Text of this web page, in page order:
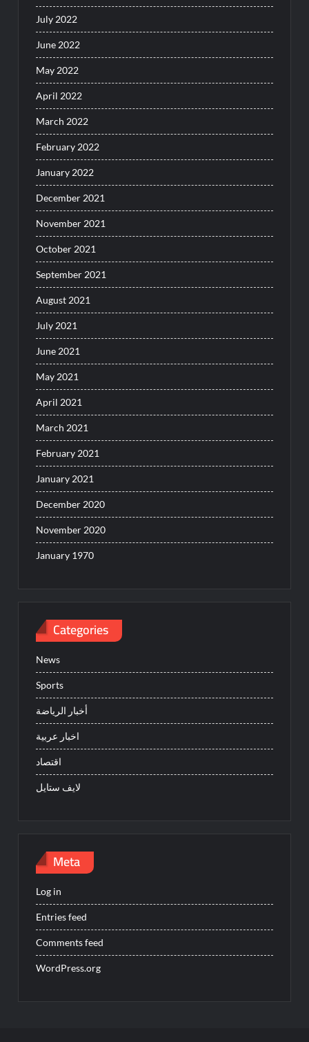
July 2022
June 2022
May 2022
April 2022
March 2022
February 2022
January 2022
December 2021
November 2021
October 2021
September 2021
August 2021
July 2021
June 2021
May 2021
April 2021
March 2021
February 2021
January 2021
December 2020
November 2020
January 1970
Categories
News
Sports
أخبار الرياضة
اخبار عربية
اقتصاد
لايف ستايل
Meta
Log in
Entries feed
Comments feed
WordPress.org